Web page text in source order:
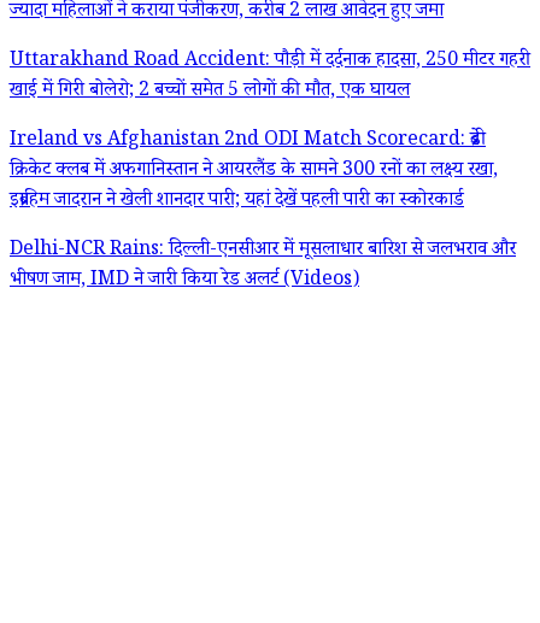
ज्यादा महिलाओं ने कराया पंजीकरण, करीब 2 लाख आवेदन हुए जमा
Uttarakhand Road Accident: पौड़ी में दर्दनाक हादसा, 250 मीटर गहरी
खाई में गिरी बोलेरो; 2 बच्चों समेत 5 लोगों की मौत, एक घायल
Ireland vs Afghanistan 2nd ODI Match Scorecard: ब्रेडी
क्रिकेट क्लब में अफगानिस्तान ने आयरलैंड के सामने 300 रनों का लक्ष्य रखा,
इब्राहिम जादरान ने खेली शानदार पारी; यहां देखें पहली पारी का स्कोरकार्ड
Delhi-NCR Rains: दिल्ली-एनसीआर में मूसलाधार बारिश से जलभराव और
भीषण जाम, IMD ने जारी किया रेड अलर्ट (Videos)